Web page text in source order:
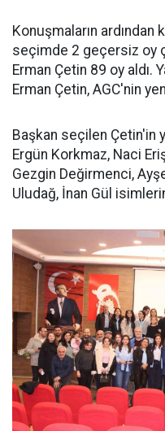
Konuşmaların ardından
seçimde 2 geçersiz oy
Erman Çetin 89 oy aldı.
Erman Çetin, AGC'nin
Başkan seçilen Çetin'in
Ergün Korkmaz, Naci
Gezgin Değirmenci,
Uludağ, İnan Gül